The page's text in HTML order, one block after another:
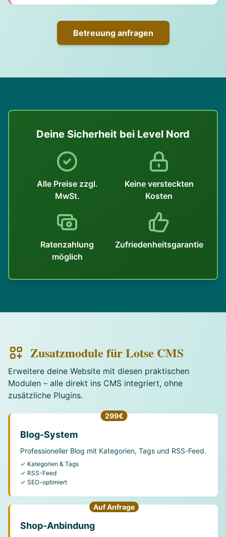
Betreuung anfragen
Deine Sicherheit bei Level Nord
Alle Preise zzgl.
MwSt.
Keine versteckten
Kosten
Ratenzahlung
möglich
Zufriedenheitsgarantie
Zusatzmodule für Lotse CMS
Erweitere deine Website mit diesen praktischen
Modulen – alle direkt ins CMS integriert, ohne
zusätzliche Plugins.
299€
Blog-System
Professioneller Blog mit Kategorien, Tags und RSS-Feed.
✓ Kategorien & Tags
✓ RSS-Feed
✓ SEO-optimiert
Auf Anfrage
Shop-Anbindung